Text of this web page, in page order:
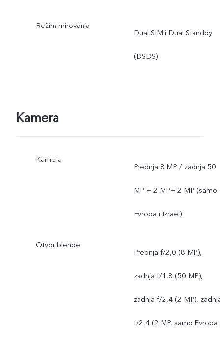
Režim mirovanja
Dual SIM i Dual Standby
(DSDS)
Kamera
Kamera
Prednja 8 MP / zadnja 50
MP + 2 MP+ 2 MP (samo
Evropa i Izrael)
Otvor blende
Prednja f/2,0 (8 MP),
zadnja f/1,8 (50 MP),
zadnja f/2,4 (2 MP),
f/2,4 (2 MP, samo Evropa